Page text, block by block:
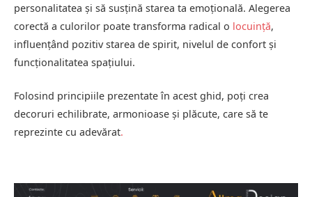
personalitatea și să susțină starea ta emoțională. Alegerea
corectă a culorilor poate transforma radical o locuință,
influențând pozitiv starea de spirit, nivelul de confort și
funcționalitatea spațiului.
Folosind principiile prezentate în acest ghid, poți crea
decoruri echilibrate, armonioase și plăcute, care să te
reprezinte cu adevărat.